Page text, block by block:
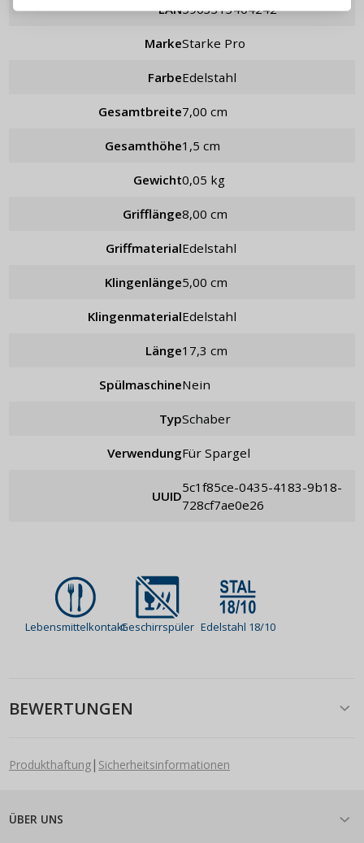
EAN 5903313404242
Marke Starke Pro
Farbe Edelstahl
Gesamtbreite 7,00 cm
Gesamthöhe 1,5 cm
Gewicht 0,05 kg
Grifflänge 8,00 cm
Griffmaterial Edelstahl
Klingenlänge 5,00 cm
Klingenmaterial Edelstahl
Länge 17,3 cm
Spülmaschine Nein
Typ Schaber
Verwendung für Spargel
UUID
5c1f85ce-0435-4183-9b18-
728cf7ae0e26
LebensmittelkontaktGeschirrspüler Edelstahl 18/10
BEWERTUNGEN
Produkthaftung| Sicherheitsinformationen
ÜBER UNS
Passwort erinnern